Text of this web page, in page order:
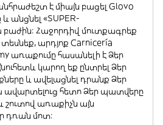
է միայն բացել Glovo
անցնել «SUPER-
բաժին: Հաջորդիվ մուտքագրեք
արդյոք Carnicería
առաքումը հասանելի է Ձեր
կարող եք ընտրել Ձեր
և ավելացնել դրանք Ձեր
ավարտելուց հետո Ձեր պատվերը
առաքիչն այն
դռան մոտ: